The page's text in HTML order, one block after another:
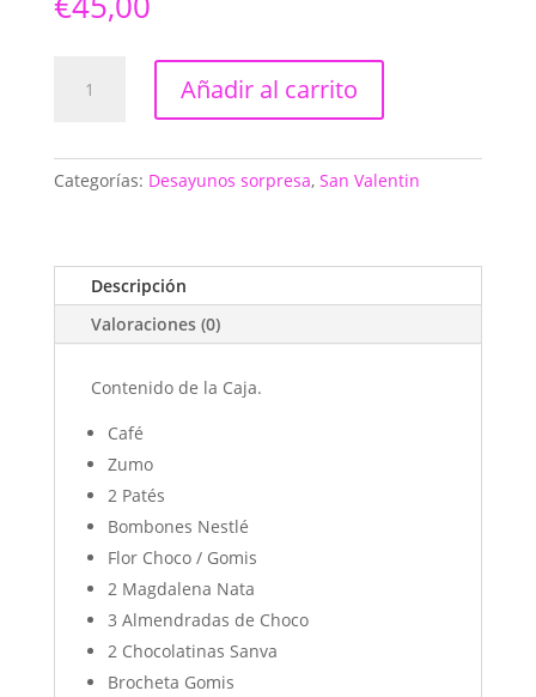
Desayuno/Merienda
Osito
Añadir al carrito
Categorías: Desayunos sorpresa, San Valentin
Descripción
Valoraciones (0)
Contenido de la Caja.
Café
Zumo
2 Patés
Bombones Nestlé
Flor Choco / Gomis
2 Magdalena Nata
3 Almendradas de Choco
2 Chocolatinas Sanva
Brocheta Gomis